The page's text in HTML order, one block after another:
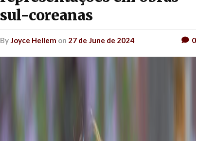
sul-coreanas
by Joyce Hellem on 27 de June de 2024 0